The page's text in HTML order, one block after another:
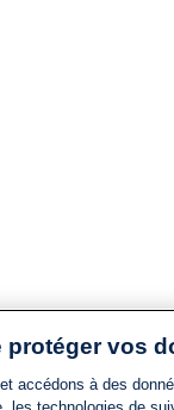
protéger vos
accédons à des